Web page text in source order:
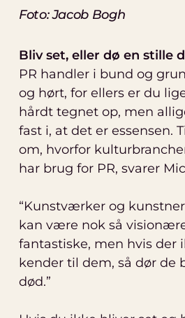
Foto: Jacob Bogh
Bliv set, eller dø en stille
PR handler i bund og
og hørt, for ellers er du
hårdt tegnet op, men
fast i, at det er essensen.
om, hvorfor
har brug for PR, svarer
“Kunstværker og
kan være nok så
fantastiske, men hvis der
kender til dem, så dør de
død.”